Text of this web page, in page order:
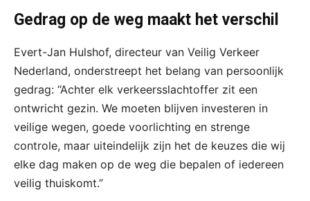
Gedrag op de weg maakt het verschil
Evert-Jan Hulshof, directeur van Veilig Verkeer
Nederland, onderstreept het belang van persoonlijk
gedrag: “Achter elk verkeersslachtoffer zit een
ontwricht gezin. We moeten blijven investeren in
veilige wegen, goede voorlichting en strenge
controle, maar uiteindelijk zijn het de keuzes die wij
elke dag maken op de weg die bepalen of iedereen
veilig thuiskomt.”